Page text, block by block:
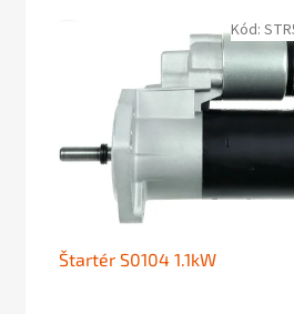
Štartér S0104 1.1kW
Kód: